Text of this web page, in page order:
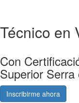
Técnico en
Con
Superior
Inscribirme ahora